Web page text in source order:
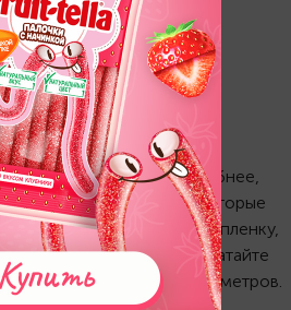
частей. Так будет удобнее,
вручную. Части теста, которые
убирайте под пленку,
двух частей теста раскатайте
около 1-2 миллиметров.